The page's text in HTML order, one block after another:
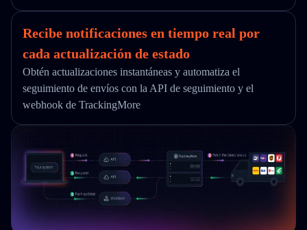
Recibe notificaciones en tiempo real por
cada actualización de estado
Obtén actualizaciones instantáneas y automatiza el
seguimiento de envíos con la API de seguimiento y el
webhook de TrackingMore